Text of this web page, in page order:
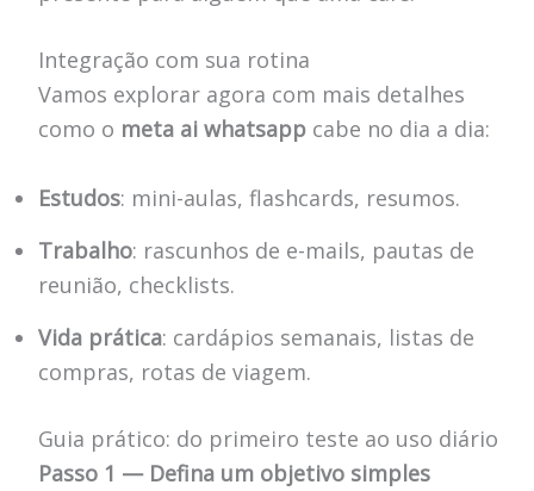
Integração com sua rotina
Vamos explorar agora com mais detalhes
como o meta ai whatsappcabe no dia a dia:
Estudos: mini-aulas, flashcards, resumos.
Trabalho: rascunhos de e-mails, pautas de
reunião, checklists.
Vida prática: cardápios semanais, listas de
compras, rotas de viagem.
Guia prático: do primeiro teste ao uso diário
Passo 1 — Defina um objetivo simples